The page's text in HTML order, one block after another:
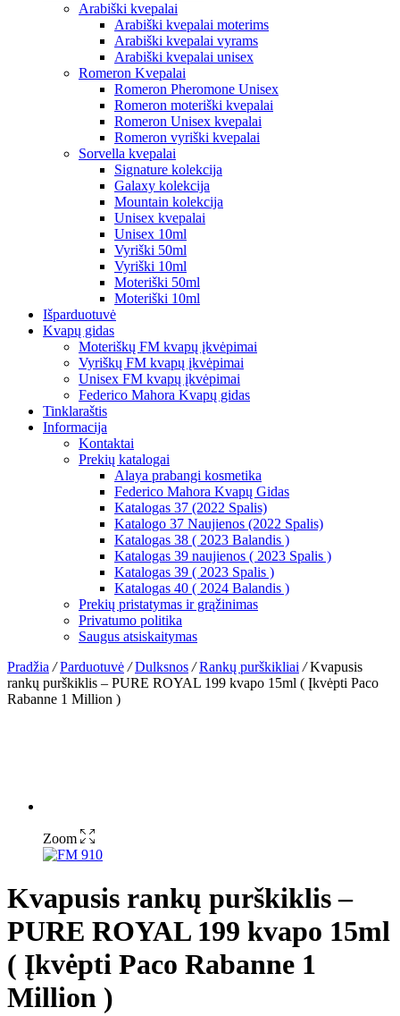
Arabiški kvepalai
Arabiški kvepalai moterims
Arabiški kvepalai vyrams
Arabiški kvepalai unisex
Romeron Kvepalai
Romeron Pheromone Unisex
Romeron moteriški kvepalai
Romeron Unisex kvepalai
Romeron vyriški kvepalai
Sorvella kvepalai
Signature kolekcija
Galaxy kolekcija
Mountain kolekcija
Unisex kvepalai
Unisex 10ml
Vyriški 50ml
Vyriški 10ml
Moteriški 50ml
Moteriški 10ml
Išparduotuvė
Kvapų gidas
Moteriškų FM kvapų įkvėpimai
Vyriškų FM kvapų įkvėpimai
Unisex FM kvapų įkvėpimai
Federico Mahora Kvapų gidas
Tinklaraštis
Informacija
Kontaktai
Prekių katalogai
Alaya prabangi kosmetika
Federico Mahora Kvapų Gidas
Katalogas 37 (2022 Spalis)
Katalogo 37 Naujienos (2022 Spalis)
Katalogas 38 ( 2023 Balandis )
Katalogas 39 naujienos ( 2023 Spalis )
Katalogas 39 ( 2023 Spalis )
Katalogas 40 ( 2024 Balandis )
Prekių pristatymas ir grąžinimas
Privatumo politika
Saugus atsiskaitymas
Pradžia / Parduotuvė / Dulksnos / Rankų purškikliai /Kvapusis
rankų purškiklis – PURE ROYAL 199 kvapo 15ml ( Įkvėpti Paco
Rabanne 1 Million )
Zoom
Kvapusis rankų purškiklis –
PURE ROYAL 199 kvapo 15ml
( Įkvėpti Paco Rabanne 1
Million )